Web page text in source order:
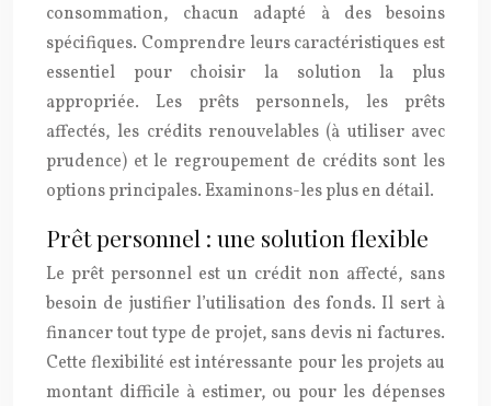
consommation, chacun adapté à des besoins
spécifiques. Comprendre leurs caractéristiques est
essentiel pour choisir la solution la plus
appropriée. Les prêts personnels, les prêts
affectés, les crédits renouvelables (à utiliser avec
prudence) et le regroupement de crédits sont les
options principales. Examinons-les plus en détail.
Prêt personnel : une solution flexible
Le prêt personnel est un crédit non affecté, sans
besoin de justifier l’utilisation des fonds. Il sert à
financer tout type de projet, sans devis ni factures.
Cette flexibilité est intéressante pour les projets au
montant difficile à estimer, ou pour les dépenses